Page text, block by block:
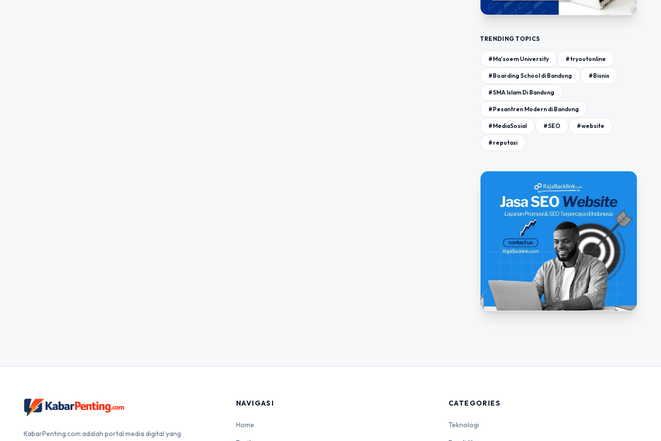
TRENDING TOPICS
#Ma'soem University #tryoutonline
#Boarding School di Bandung #Bisnis
#SMA Islam Di Bandung
#Pesantren Modern di Bandung
#MediaSosial #SEO #website
#reputasi
KabarPenting.com adalah portal media digital yang
NAVIGASI
Home
CATEGORIES
Teknologi